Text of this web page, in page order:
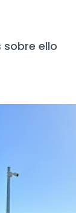
sobre ello